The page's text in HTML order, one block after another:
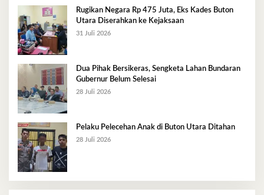
Rugikan Negara Rp 475 Juta, Eks Kades Buton
Utara Diserahkan ke Kejaksaan
31 Juli 2026
Dua Pihak Bersikeras, Sengketa Lahan Bundaran
Gubernur Belum Selesai
28 Juli 2026
Pelaku Pelecehan Anak di Buton Utara Ditahan
28 Juli 2026